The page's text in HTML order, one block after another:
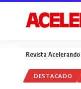
Revista
DESTACADO